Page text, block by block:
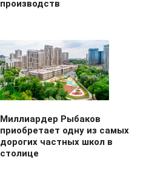
производств
Миллиардер Рыбаков
приобретает одну из самых
дорогих частных школ в
столице